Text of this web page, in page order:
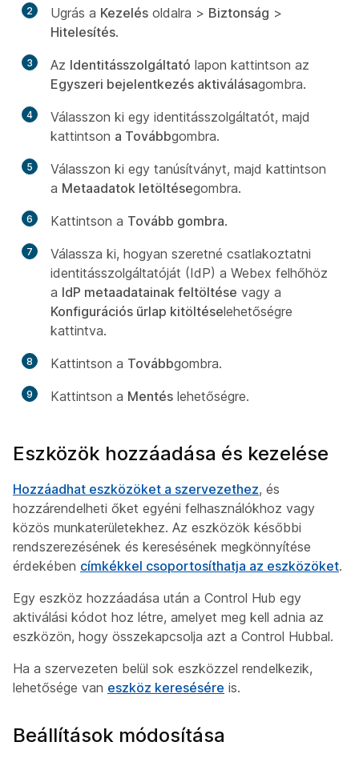
2 Ugrás a Kezelés oldalra > Biztonság >
Hitelesítés.
3 Az Identitásszolgáltató lapon kattintson az
Egyszeri bejelentkezés aktiválásagombra.
4
Válasszon ki egy identitásszolgáltatót, majd
kattintson a Továbbgombra.
5
Válasszon ki egy tanúsítványt, majd kattintson
a Metaadatok letöltésegombra.
6 Kattintson a Tovább gombra.
7
Válassza ki, hogyan szeretné csatlakoztatni
identitásszolgáltatóját (IdP) a Webex felhőhöz
a IdP metaadatainak feltöltése vagy a
Konfigurációs űrlap kitöltéselehetőségre
kattintva.
8 Kattintson a Továbbgombra.
9 Kattintson a Mentés lehetőségre.
Eszközök hozzáadása és kezelése
Hozzáadhat eszközöket a szervezethez, és
hozzárendelheti őket egyéni felhasználókhoz vagy
közös munkaterületekhez. Az eszközök későbbi
rendszerezésének és keresésének megkönnyítése
érdekében címkékkel csoportosíthatja az eszközöket.
Egy eszköz hozzáadása után a Control Hub egy
aktiválási kódot hoz létre, amelyet meg kell adnia az
eszközön, hogy összekapcsolja azt a Control Hubbal.
Ha a szervezeten belül sok eszközzel rendelkezik,
lehetősége van eszköz keresésére is.
Beállítások módosítása